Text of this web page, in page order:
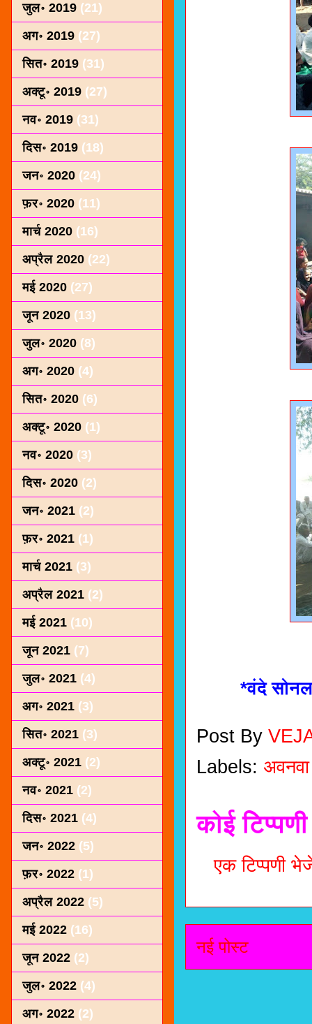
*वंदे सोनल
Post By
Labels:
कोई
एक टिप्पणी
नई पोस्ट
जुल॰ 2019 (21)
अग॰ 2019 (27)
सित॰ 2019 (31)
अक्टू॰ 2019 (27)
नव॰ 2019 (31)
दिस॰ 2019 (18)
जन॰ 2020 (24)
फ़र॰ 2020 (11)
मार्च 2020 (16)
अप्रैल 2020 (22)
मई 2020 (27)
जून 2020 (13)
जुल॰ 2020 (8)
अग॰ 2020 (4)
सित॰ 2020 (6)
अक्टू॰ 2020 (1)
नव॰ 2020 (3)
दिस॰ 2020 (2)
जन॰ 2021 (2)
फ़र॰ 2021 (1)
मार्च 2021 (3)
अप्रैल 2021 (2)
मई 2021 (10)
जून 2021 (7)
जुल॰ 2021 (4)
अग॰ 2021 (3)
सित॰ 2021 (3)
अक्टू॰ 2021 (2)
नव॰ 2021 (2)
दिस॰ 2021 (4)
जन॰ 2022 (5)
फ़र॰ 2022 (1)
अप्रैल 2022 (5)
मई 2022 (16)
जून 2022 (2)
जुल॰ 2022 (4)
अग॰ 2022 (2)